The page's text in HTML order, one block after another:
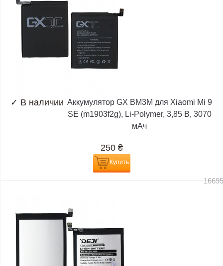
✓ В наличии Аккумулятор GX BM3M для Xiaomi Mi 9
SE (m1903f2g), Li-Polymer, 3,85 B, 3070
мАч
250 ₴
Купить